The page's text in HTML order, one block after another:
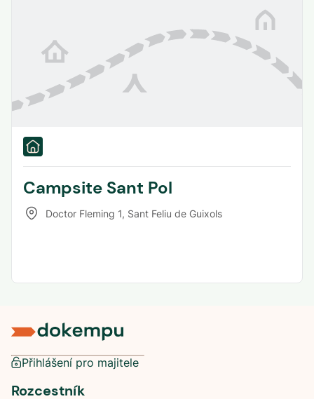
Campsite Sant Pol
Doctor Fleming 1, Sant Feliu de Guixols
Přihlášení pro majitele
Rozcestník